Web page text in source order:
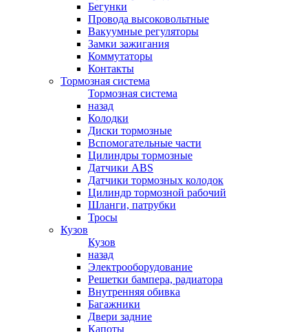
Бегунки
Провода высоковольтные
Вакуумные регуляторы
Замки зажигания
Коммутаторы
Контакты
Тормозная система
Тормозная система
назад
Колодки
Диски тормозные
Вспомогательные части
Цилиндры тормозные
Датчики ABS
Датчики тормозных колодок
Цилиндр тормозной рабочий
Шланги, патрубки
Тросы
Кузов
Кузов
назад
Электрооборудование
Решетки бампера, радиатора
Внутренняя обивка
Багажники
Двери задние
Капоты